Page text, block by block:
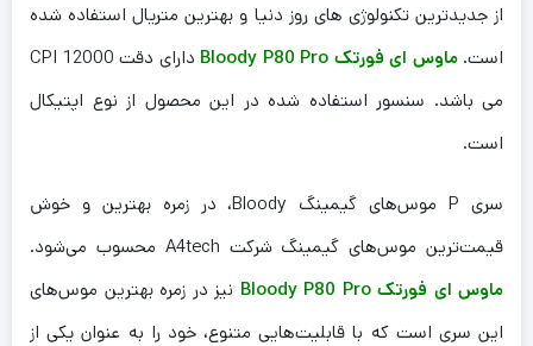
از جدیدترین تکنولوژی های روز دنیا و بهترین متریال استفاده شده
است.ماوس ای فورتک Bloody P80 Pro
دارای دقت 12000 CPI
می باشد. سنسور استفاده شده در این محصول از نوع اپتیکال
است.
سری P موس‌های گیمینگ Bloody، در زمره بهترین و خوش
قیمت‌ترین موس‌های گیمینگ شرکت A4tech محسوب می‌شود.
ماوس ای فورتک Bloody P80 Pro
نیز در زمره بهترین موس‌های
این سری است که با قابلیت‌هایی متنوع، خود را به عنوان یکی از